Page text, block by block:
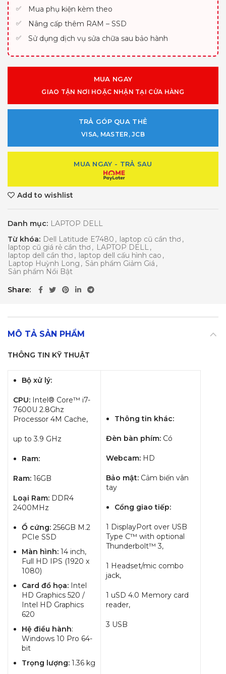
Mua phụ kiện kèm theo
Nâng cấp thêm RAM – SSD
Sử dụng dịch vụ sửa chữa sau bảo hành
MUA NGAY
GIAO TẬN NƠI HOẶC NHẬN TẠI CỬA HÀNG
TRẢ GÓP QUA THẺ
VISA, MASTER, JCB
MUA NGAY - TRẢ SAU
Add to wishlist
Danh mục: LAPTOP DELL
Từ khóa: Dell Latitude E7480 , laptop cũ cần thơ ,
laptop cũ giá rẻ cần thơ , LAPTOP DELL,
laptop dell cần thơ , laptop dell cấu hình cao ,
Laptop Huỳnh Long , Sản phẩm Giảm Giá ,
Sản phẩm Nổi Bật
Share
MÔ TẢ SẢN PHẨM
THÔNG TIN KỸ THUẬT
Bộ xử lý:
CPU: Intel® Core™ i7-
7600U 2.8Ghz
Processor 4M Cache,
up to 3.9 GHz
Ram:
Ram: 16GB
Loại Ram: DDR4
2400MHz
Ổ cứng: 256GB M.2
PCIe SSD
Màn hình: 14 inch,
Full HD IPS (1920 x
1080)
Card đồ họa: Intel
HD Graphics 520 /
Intel HD Graphics
620
Hệ điều hành:
Windows 10 Pro 64-
bit
Trọng lượng: 1.36 kg
Thông tin khác:
Đèn bàn phím: Có
Webcam: HD
Bảo mật: Cảm biến vân
tay
Cổng giao tiếp:
1 DisplayPort over USB
Type C™ with optional
Thunderbolt™ 3,
1 Headset/mic combo
jack,
1 uSD 4.0 Memory card
reader,
3 USB